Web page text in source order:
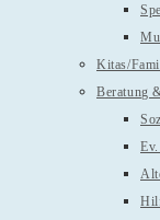
Kitas/
Beratung